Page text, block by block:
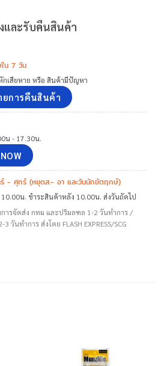
และรับคืนสินค้า
น 7 วัน
เสียหาย หรือ สินค้ามีปัญหา
ยการคืนสินค้า
น - 17.30น.
- ศุกร์ (หยุดส.- อา และวันนักขัตฤกษ์)
10.00น. ชำระสินค้าหลัง 10.00น. ส่งวันถัดไป
การจัดส่ง กทม และปริมลฑล 1-2 วันทำการ /
วันทำการ ส่งโดย FLASH EXPRESS/SCG